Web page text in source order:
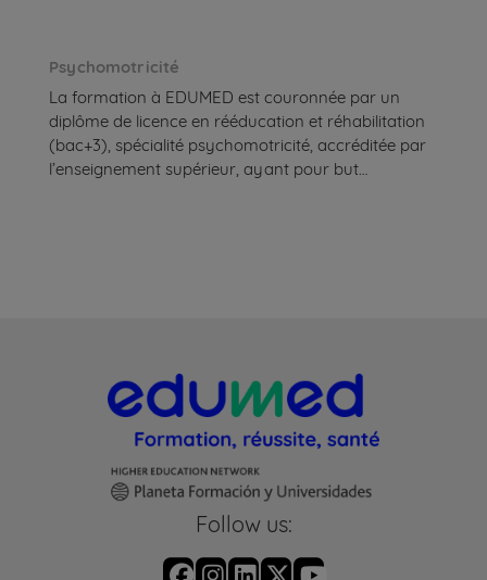
Psychomotricité
La formation à EDUMED est couronnée par un
diplôme de licence en rééducation et réhabilitation
(bac+3), spécialité psychomotricité, accréditée par
l’enseignement supérieur, ayant pour but
Follow us: